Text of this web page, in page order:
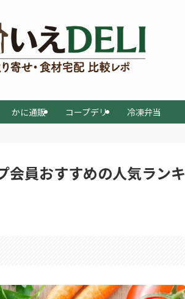
かに通販 コープデリ 冷凍弁当
会員おすすめの人気ランキ